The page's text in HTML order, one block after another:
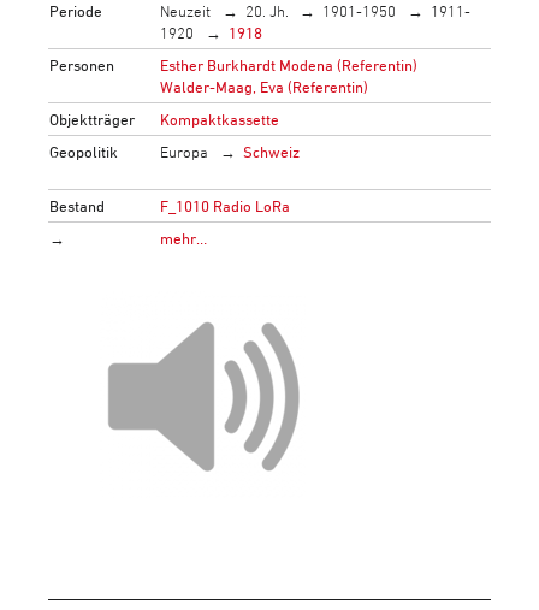
Periode Neuzeit 20. Jh. 1901-1950
1911-
1920
1918
Personen
Esther Burkhardt Modena (Referentin)
Walder-Maag, Eva (Referentin)
Objektträger
Kompaktkassette
Geopolitik
Europa Schweiz
Bestand
F_1010 Radio LoRa
→
mehr…